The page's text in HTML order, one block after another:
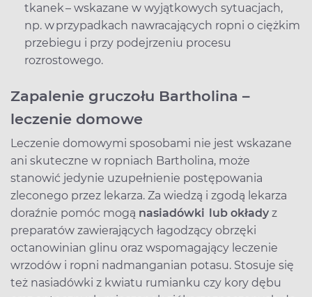
tkanek – wskazane w wyjątkowych sytuacjach,
np. w przypadkach nawracających ropni o ciężkim
przebiegu i przy podejrzeniu procesu
rozrostowego.
Zapalenie gruczołu Bartholina –
leczenie domowe
Leczenie domowymi sposobami nie jest wskazane
ani skuteczne w ropniach Bartholina, może
stanowić jedynie uzupełnienie postępowania
zleconego przez lekarza. Za wiedzą i zgodą lekarza
doraźnie pomóc mogą nasiadówki lub okłady z
preparatów zawierających łagodzący obrzęki
octanowinian glinu oraz wspomagający leczenie
wrzodów i ropni nadmanganian potasu. Stosuje się
też nasiadówki z kwiatu rumianku czy kory dębu